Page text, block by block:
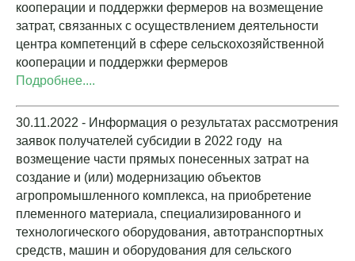
кооперации и поддержки фермеров на возмещение
затрат, связанных с осуществлением деятельности
центра компетенций в сфере сельскохозяйственной
кооперации и поддержки фермеров
Подробнее....
30.11.2022 - Информация о результатах рассмотрения
заявок получателей субсидии в 2022 году на
возмещение части прямых понесенных затрат на
создание и (или) модернизацию объектов
агропромышленного комплекса, на приобретение
племенного материала, специализированного и
технологического оборудования, автотранспортных
средств, машин и оборудования для сельского